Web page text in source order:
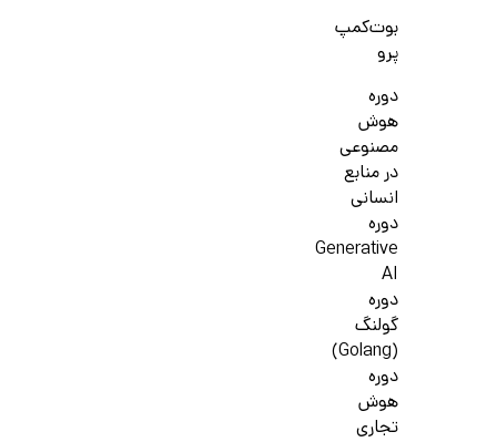
بوت‌کمپ
پرو
دوره
هوش
مصنوعی
در منابع
انسانی
دوره
Generative
AI
دوره
گولنگ
(Golang)
دوره
هوش
تجاری